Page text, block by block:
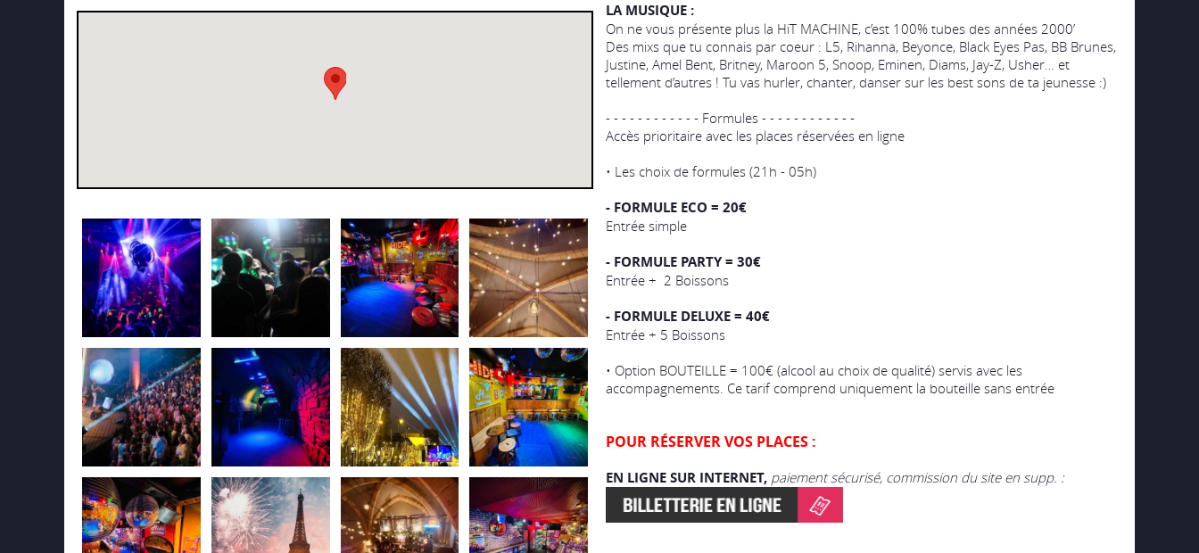
LA MUSIQUE :
On ne vous présente plus la HiT MACHINE, c’est 100% tubes des années 2000’
Des mixs que tu connais par coeur : L5, Rihanna, Beyonce, Black Eyes Pas, BB Brunes,
Justine, Amel Bent, Britney, Maroon 5, Snoop, Eminen, Diams, Jay-Z, Usher… et
tellement d’autres ! Tu vas hurler, chanter, danser sur les best sons de ta jeunesse :)
- - - - - - - - - - - - Formules - - - - - - - - - - - -
Accès prioritaire avec les places réservées en ligne
• Les choix de formules (21h - 05h)
- FORMULE ECO = 20€
Entrée simple
- FORMULE PARTY = 30€
Entrée + 2 Boissons
- FORMULE DELUXE = 40€
Entrée + 5 Boissons
• Option BOUTEILLE = 100€ (alcool au choix de qualité) servis avec les
accompagnements. Ce tarif comprend uniquement la bouteille sans entrée
POUR RÉSERVER VOS PLACES :
EN LIGNE SUR INTERNET, paiement sécurisé, commission du site en supp. :